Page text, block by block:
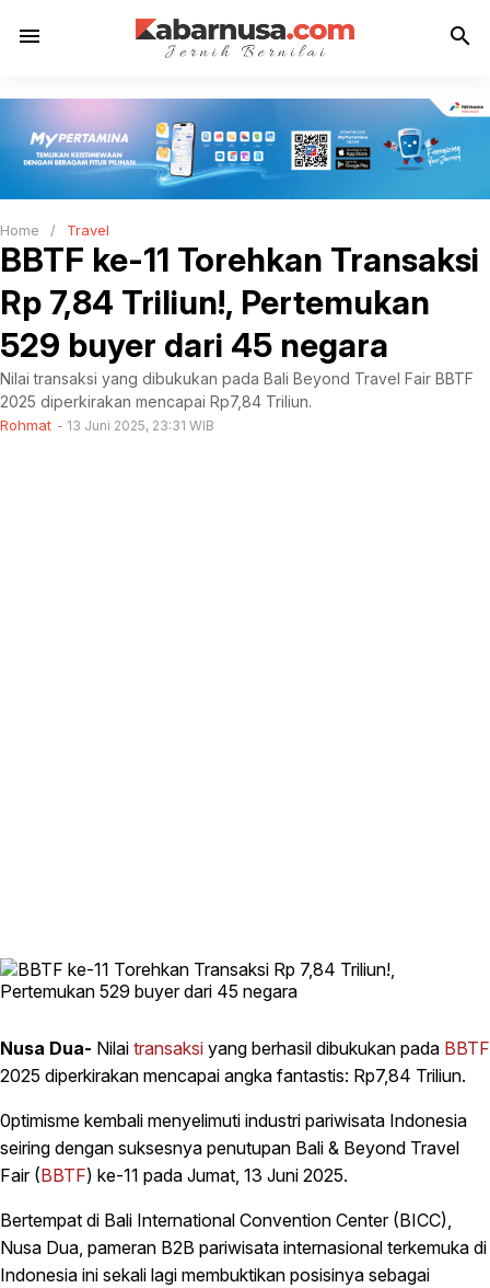
menu search
Home / Travel
BBTF ke-11 Torehkan Transaksi
Rp 7,84 Triliun!, Pertemukan
529 buyer dari 45 negara
Nilai transaksi yang dibukukan pada Bali Beyond Travel Fair BBTF
2025 diperkirakan mencapai Rp7,84 Triliun.
Rohmat 13 Juni 2025, 23:31 WIB
Nusa Dua- Nilai transaksi yang berhasil dibukukan pada BBTF
2025 diperkirakan mencapai angka fantastis: Rp7,84 Triliun.
0ptimisme kembali menyelimuti industri pariwisata Indonesia
seiring dengan suksesnya penutupan Bali & Beyond Travel
Fair (BBTF) ke-11 pada Jumat, 13 Juni 2025.
Bertempat di Bali International Convention Center (BICC),
Nusa Dua, pameran B2B pariwisata internasional terkemuka di
Indonesia ini sekali lagi membuktikan posisinya sebagai